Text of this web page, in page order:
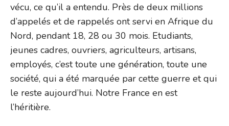
vécu, ce qu’il a entendu. Près de deux millions
d’appelés et de rappelés ont servi en Afrique du
Nord, pendant 18, 28 ou 30 mois. Etudiants,
jeunes cadres, ouvriers, agriculteurs, artisans,
employés, c’est toute une génération, toute une
société, qui a été marquée par cette guerre et qui
le reste aujourd’hui. Notre France en est
l’héritière.